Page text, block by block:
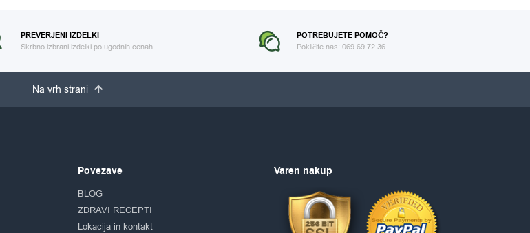
PREVERJENI IZDELKI
Skrbno izbrani izdelki po ugodnih cenah.
POTREBUJETE POMOČ?
Pokličite nas: 069 69 72 36
Na vrh strani
Povezave
BLOG
ZDRAVI RECEPTI
Lokacija in kontakt
Varen nakup